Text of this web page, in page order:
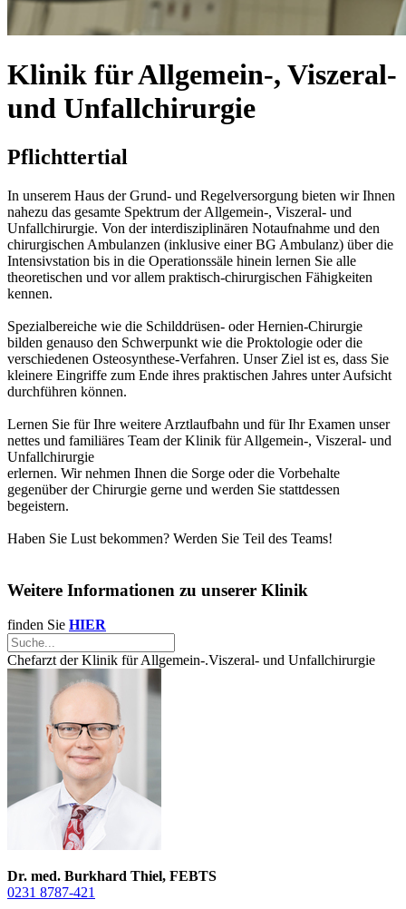
Klinik für Allgemein-, Viszeral-
und Unfallchirurgie
Pflichttertial
In unserem Haus der Grund- und Regelversorgung bieten wir Ihnen
nahezu das gesamte Spektrum der Allgemein-, Viszeral- und
Unfallchirurgie. Von der interdisziplinären Notaufnahme und den
chirurgischen Ambulanzen (inklusive einer BG Ambulanz) über die
Intensivstation bis in die Operationssäle hinein lernen Sie alle
theoretischen und vor allem praktisch-chirurgischen Fähigkeiten
kennen.
Spezialbereiche wie die Schilddrüsen- oder Hernien-Chirurgie
bilden genauso den Schwerpunkt wie die Proktologie oder die
verschiedenen Osteosynthese-Verfahren. Unser Ziel ist es, dass Sie
kleinere Eingriffe zum Ende ihres praktischen Jahres unter Aufsicht
durchführen können.
Lernen Sie für Ihre weitere Arztlaufbahn und für Ihr Examen unser
nettes und familiäres Team der Klinik für Allgemein-, Viszeral- und
Unfallchirurgie
erlernen. Wir nehmen Ihnen die Sorge oder die Vorbehalte
gegenüber der Chirurgie gerne und werden Sie stattdessen
begeistern.
Haben Sie Lust bekommen? Werden Sie Teil des Teams!
Weitere Informationen zu unserer Klinik
finden Sie HIER
Chefarzt der Klinik für Allgemein-.Viszeral- und Unfallchirurgie
Dr. med. Burkhard Thiel, FEBTS
0231 8787-421